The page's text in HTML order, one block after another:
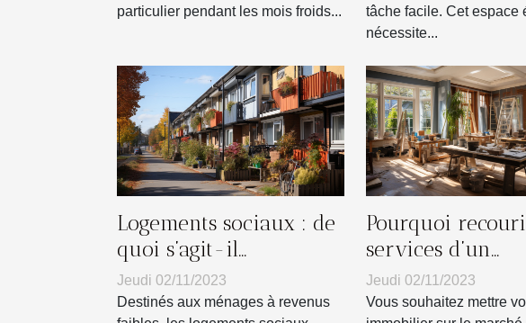
particulier pendant les mois froids...
tâche facile. Cet espace
nécessite...
Logements sociaux : de
quoi s’agit-il
vraiment ?
Jeudi 02/11/2023
Destinés aux ménages à revenus
Pourquoi
services d’un
professionnel
rénovation de sa
Jeudi 02/11/2023
Vous souhaitez mettre